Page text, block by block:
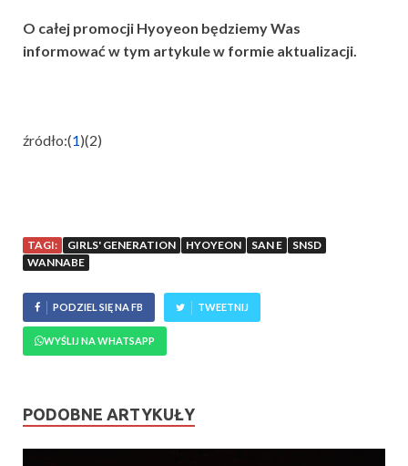
O całej promocji Hyoyeon będziemy Was
informować w tym artykule w formie aktualizacji.
źródło:(1)(2)
TAGI: GIRLS' GENERATION HYOYEON SAN E
SNSD
WANNABE
PODZIEL SIĘ NA FB TWEETNIJ
WYŚLIJ NA WHATSAPP
PODOBNE ARTYKUŁY